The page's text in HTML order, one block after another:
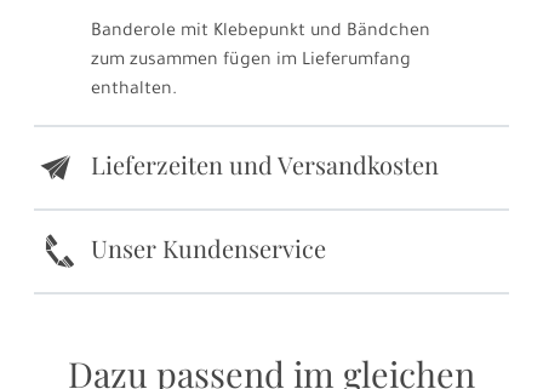
Banderole mit Klebepunkt und Bändchen
zum zusammen fügen im Lieferumfang
enthalten.
e Lieferzeiten und Versandkosten
k Unser Kundenservice
Dazu passend im gleichen